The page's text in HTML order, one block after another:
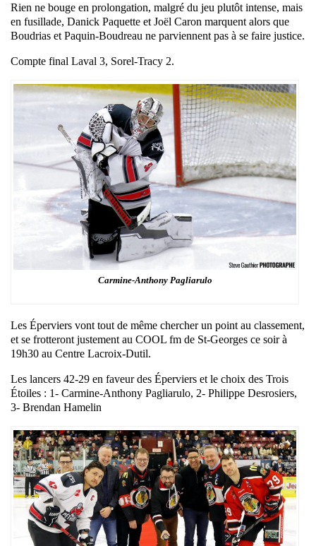
Rien ne bouge en prolongation, malgré du jeu plutôt intense, mais
en fusillade, Danick Paquette et Joël Caron marquent alors que
Boudrias et Paquin-Boudreau ne parviennent pas à se faire justice.
Compte final Laval 3, Sorel-Tracy 2.
Carmine-Anthony Pagliarulo
Les Éperviers vont tout de même chercher un point au classement,
et se frotteront justement au COOL fm de St-Georges ce soir à
19h30 au Centre Lacroix-Dutil.
Les lancers 42-29 en faveur des Éperviers et le choix des Trois
Étoiles : 1- Carmine-Anthony Pagliarulo, 2- Philippe Desrosiers,
3- Brendan Hamelin